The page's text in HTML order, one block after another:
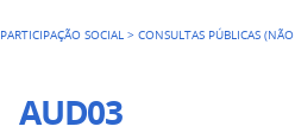
PARTICIPAÇÃO SOCIAL >CONSULTAS PÚBLICAS
AUD03